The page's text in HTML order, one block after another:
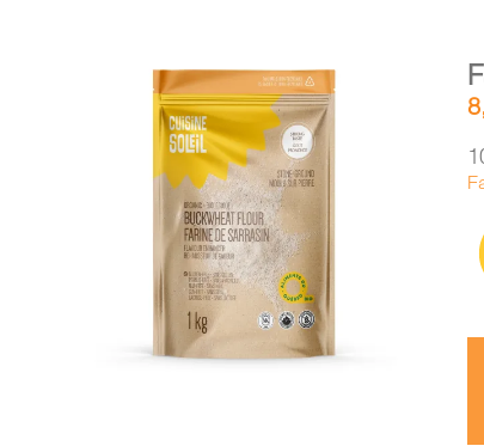
AJOUTER AU PANIER
DÉTAILS